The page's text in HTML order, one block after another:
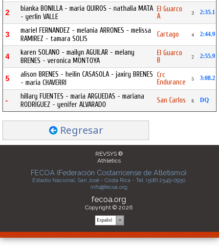
2
bianka BONILLA - maria QUIROS - nathalia MATA
- yerlin VALLE
El Guarco
A
3 2:35.1
3
mariel FERNANDEZ - melania ARRONES - melissa
RAMIREZ - tamara SOLIS
Cartago 4 2:44.9
4
karen SOLANO - mailyn AGUILAR - melany
BRENES - veronica MONTOYA
El Guarco
B
2 2:55.9
5
alison BRENES - heilin CASASOLA - jaxiry BRENES
- maria CHAVERRI
Crc
Endurance
5 3:08.2
-
hillary FUENTES - maria ARGUEDAS - mariana
RODRIGUEZ - yenifer ALVARADO
San Carlos 6 DQ
Regresar
REVSYS ®
Athletics
FECOA (Federación Costarricense de Atletismo)
Estadio Nacional, San José - Costa Rica - Tel. (506) 2549-0950
info@fecoa.org
fecoa.org
Copyright © 2026